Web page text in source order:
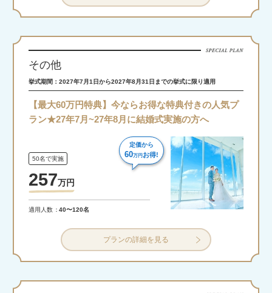
その他
挙式期間：2027年7月1日から2027年8月31日までの挙式に限り適用
【最大60万円特典】今ならお得な特典付きの人気プ
ラン★27年7月~27年8月に結婚式実施の方へ
50名で実施
257万円
定価から
60万円お得!
適用人数 40〜120名
プランの詳細を見る